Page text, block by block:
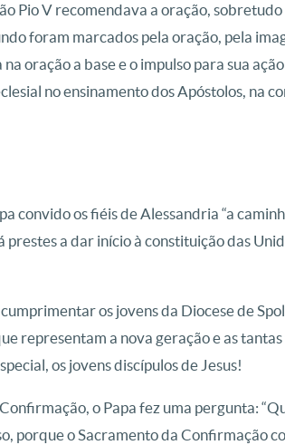
Pio V recomendava a oração, sobretudo
foram marcados pela oração, pela
oração a base e o impulso para sua
no ensinamento dos Apóstolos, na
convido os fiéis de Alessandria “a
prestes a dar início à constituição das
cumprimentar os jovens da Diocese de
representam a nova geração e as
os jovens discípulos de Jesus!
o Papa fez uma pergunta:
porque o Sacramento da Confirmação